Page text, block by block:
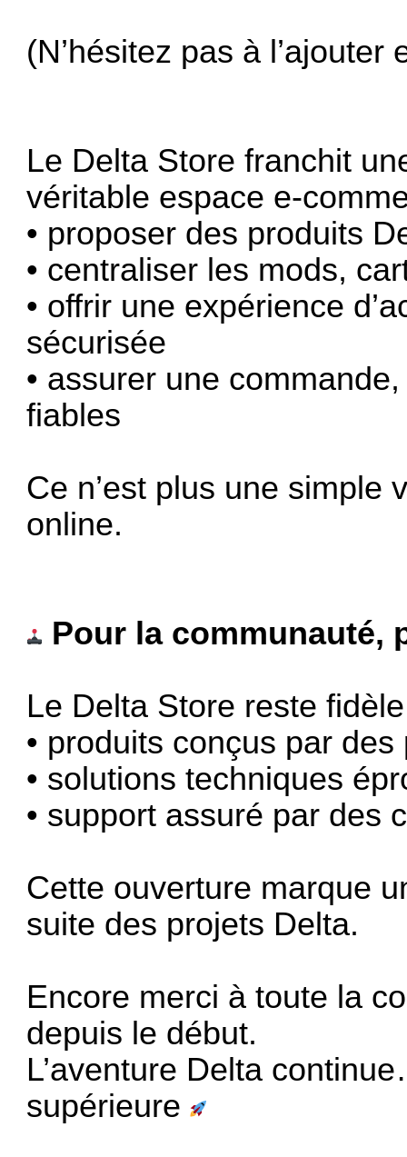
(N’hésitez pas à l’ajouter
Le Delta Store franchit
véritable espace e-
• proposer des produits
• centraliser les mods,
• offrir une expérience
sécurisée
• assurer une
fiables
Ce n’est plus une simple
online.
Pour la communauté,
Le Delta Store reste
• produits conçus par
• solutions techniques
• support assuré par des
Cette ouverture marque
suite des projets Delta.
Encore merci à toute la
depuis le début.
L’aventure Delta
supérieure